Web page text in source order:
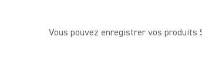
Vous pouvez enregistrer vos produits